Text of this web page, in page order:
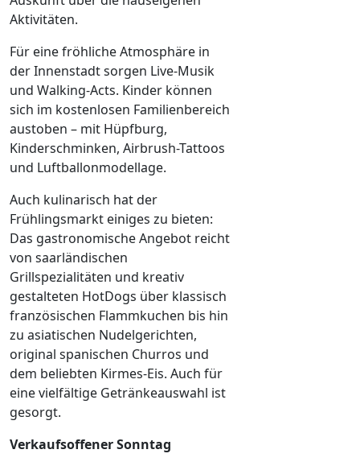
Aktivitäten.
Für eine fröhliche Atmosphäre in
der Innenstadt sorgen Live-Musik
und Walking-Acts. Kinder können
sich im kostenlosen Familienbereich
austoben – mit Hüpfburg,
Kinderschminken, Airbrush-Tattoos
und Luftballonmodellage.
Auch kulinarisch hat der
Frühlingsmarkt einiges zu bieten:
Das gastronomische Angebot reicht
von saarländischen
Grillspezialitäten und kreativ
gestalteten HotDogs über klassisch
französischen Flammkuchen bis hin
zu asiatischen Nudelgerichten,
original spanischen Churros und
dem beliebten Kirmes-Eis. Auch für
eine vielfältige Getränkeauswahl ist
gesorgt.
Verkaufsoffener Sonntag